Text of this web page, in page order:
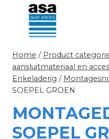
Doorgaan
inhoud
Home / Product
aansluitmateriaal en
Enkeladerig /
SOEPEL GROEN
SOEPEL